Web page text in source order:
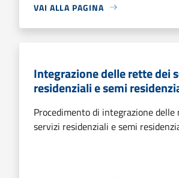
VAI ALLA PAGINA
Integrazione delle rette dei
residenziali e semi
Procedimento di integrazione delle
servizi residenziali e semi